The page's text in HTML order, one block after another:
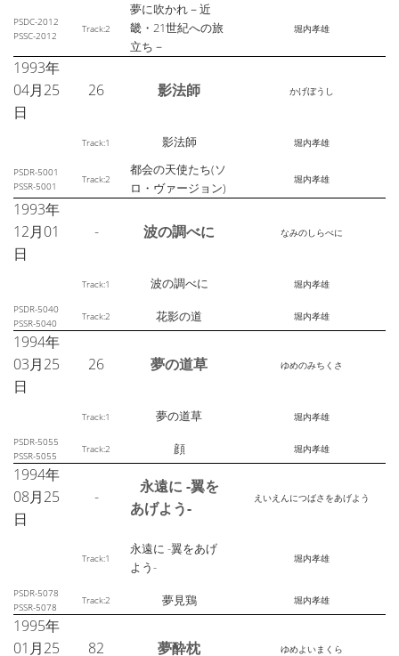
PSDC-2012
PSSC-2012
Track:2
夢に吹かれ－近
畿・21世紀への旅
立ち－
堀内孝雄
1993年
04月25
日
26 影法師 かげぼうし
Track:1 影法師 堀内孝雄
PSDR-5001
PSSR-5001
Track:2
都会の天使たち(ソ
ロ・ヴァージョン)
堀内孝雄
1993年
12月01
日
- 波の調べに なみのしらべに
Track:1 波の調べに 堀内孝雄
PSDR-5040
PSSR-5040
Track:2 花影の道 堀内孝雄
1994年
03月25
日
26 夢の道草 ゆめのみちくさ
Track:1 夢の道草 堀内孝雄
PSDR-5055
PSSR-5055
Track:2 顔 堀内孝雄
1994年
08月25
日
-
永遠に -翼を
あげよう-
えいえんにつばさをあげよう
Track:1
永遠に -翼をあげ
よう-
堀内孝雄
PSDR-5078
PSSR-5078
Track:2 夢見鶏 堀内孝雄
1995年
01月25
82 夢酔枕 ゆめよいまくら